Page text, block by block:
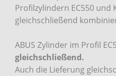
Profilzylindern EC550 und
gleichschließend
ABUS Zylinder im Profil
gleichschließend.
Auch die Lieferung